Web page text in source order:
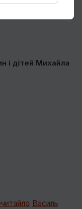
і дітей Михайла
Василь